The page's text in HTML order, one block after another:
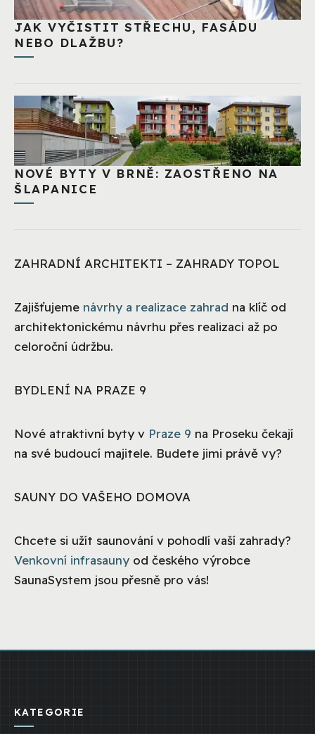
JAK VYČISTIT STŘECHU, FASÁDU
NEBO DLAŽBU?
NOVÉ BYTY V BRNĚ: ZAOSTŘENO NA
ŠLAPANICE
ZAHRADNÍ ARCHITEKTI – ZAHRADY TOPOL
Zajišťujeme návrhy a realizace zahrad na klíč od
architektonickému návrhu přes realizaci až po
celoroční údržbu.
BYDLENÍ NA PRAZE 9
Nové atraktivní byty v Praze 9 na Proseku čekají
na své budoucí majitele. Budete jimi právě vy?
SAUNY DO VAŠEHO DOMOVA
Chcete si užít saunování v pohodlí vaší zahrady?
Venkovní infrasauny od českého výrobce
SaunaSystem jsou přesně pro vás!
KATEGORIE